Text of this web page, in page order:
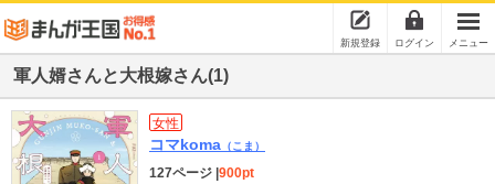
新規登録 ログイン メニュー
軍人婿さんと大根嫁さん(1)
女性
コマkoma （こま）
127ページ 900pt